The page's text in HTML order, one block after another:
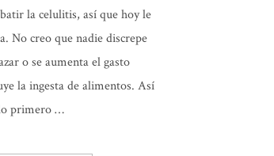
la celulitis, así que hoy le
No creo que nadie discrepe
o se aumenta el gasto
la ingesta de alimentos. Así
primero …